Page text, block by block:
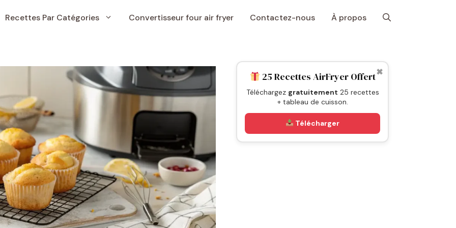
Recettes Par Catégories Convertisseur four air fryer Contactez-nous À propos
✖
25 Recettes AirFryer Offert
Téléchargez gratuitement 25 recettes
+ tableau de cuisson.
Télécharger